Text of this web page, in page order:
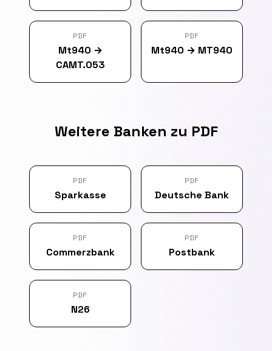
PDF
Mt940 →
CAMT.053
PDF
Mt940 → MT940
Weitere Banken zu PDF
PDF
Sparkasse
PDF
Deutsche Bank
PDF
Commerzbank
PDF
Postbank
PDF
N26